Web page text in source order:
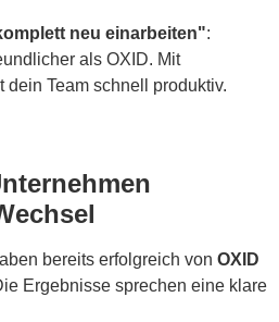
neu einarbeiten":
als OXID. Mit
Team schnell produktiv.
bereits erfolgreich von OXID
Ergebnisse sprechen eine klare